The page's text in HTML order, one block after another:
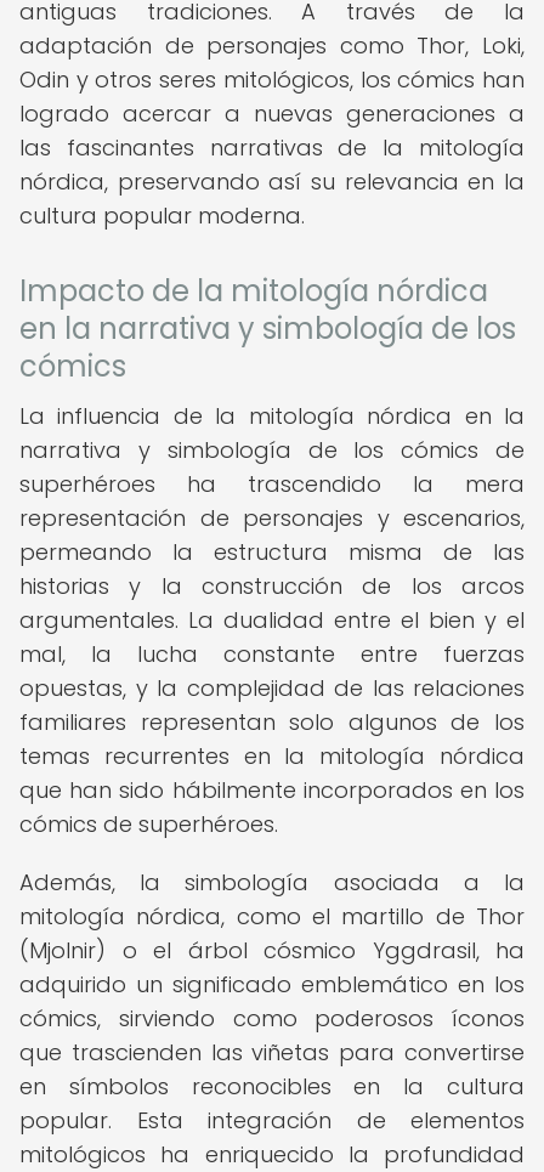
antiguas tradiciones. A través de la
adaptación de personajes como Thor, Loki,
Odin y otros seres mitológicos, los cómics han
logrado acercar a nuevas generaciones a
las fascinantes narrativas de la mitología
nórdica, preservando así su relevancia en la
cultura popular moderna.
Impacto de la mitología nórdica
en la narrativa y simbología de los
cómics
La influencia de la mitología nórdica en la
narrativa y simbología de los cómics de
superhéroes ha trascendido la mera
representación de personajes y escenarios,
permeando la estructura misma de las
historias y la construcción de los arcos
argumentales. La dualidad entre el bien y el
mal, la lucha constante entre fuerzas
opuestas, y la complejidad de las relaciones
familiares representan solo algunos de los
temas recurrentes en la mitología nórdica
que han sido hábilmente incorporados en los
cómics de superhéroes.
Además, la simbología asociada a la
mitología nórdica, como el martillo de Thor
(Mjolnir) o el árbol cósmico Yggdrasil, ha
adquirido un significado emblemático en los
cómics, sirviendo como poderosos íconos
que trascienden las viñetas para convertirse
en símbolos reconocibles en la cultura
popular. Esta integración de elementos
mitológicos ha enriquecido la profundidad